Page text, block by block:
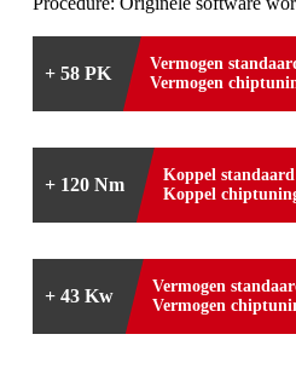
+ 58 PK Vermogen
Vermogen
+ 120 Nm Koppel standaard
Koppel
+ 43 Kw Vermogen
Vermogen